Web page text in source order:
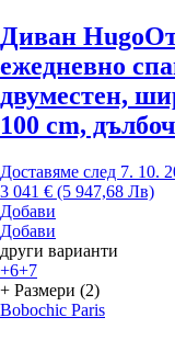
Диван Hugo
ежедневно
двуместен,
100 cm,
Доставяме след 7. 10.
3 041 € (5 947,68 Лв)
Добави
Добави
други варианти
+6+7
+ Размери (2)
Bobochic Paris